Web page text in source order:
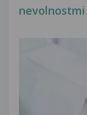
nevolnostmi